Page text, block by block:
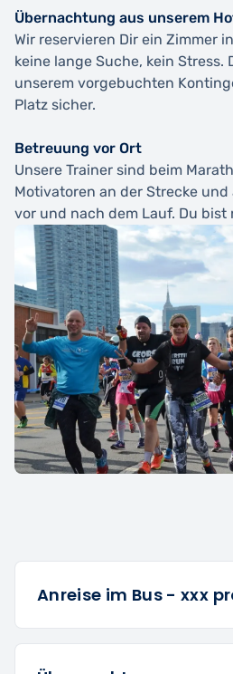
Übernachtung aus unserem
Wir reservieren Dir ein Zimmer
keine lange Suche, kein
unserem vorgebuchten
Platz sicher.
Betreuung vor Ort
Unsere Trainer sind beim
Motivatoren an der Strecke
vor und nach dem Lauf. Du bist
Anreise im Bus - xxx